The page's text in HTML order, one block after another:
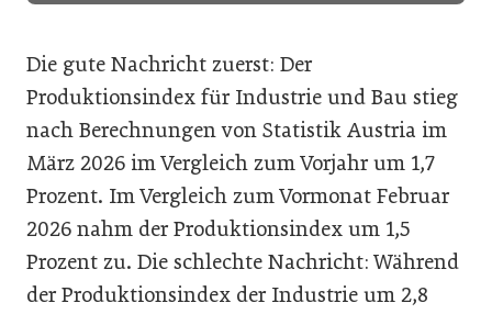
Die gute Nachricht zuerst: Der
Produktionsindex für Industrie und Bau stieg
nach Berechnungen von Statistik Austria im
März 2026 im Vergleich zum Vorjahr um 1,7
Prozent. Im Vergleich zum Vormonat Februar
2026 nahm der Produktionsindex um 1,5
Prozent zu. Die schlechte Nachricht: Während
der Produktionsindex der Industrie um 2,8